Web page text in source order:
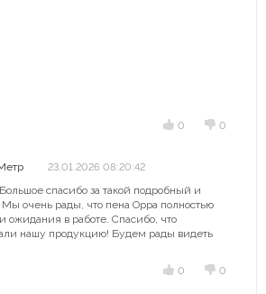
0 0
23.01.2026 08:20:42
спасибо за такой подробный и
очень рады, что пена Oppa полностью
ожидания в работе. Спасибо, что
нашу продукцию! Будем рады видеть
0 0